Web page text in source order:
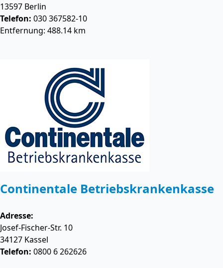
13597 Berlin
Telefon: 030 367582-10
Entfernung: 488.14 km
Continentale Betriebskrankenkasse
Adresse:
Josef-Fischer-Str. 10
34127 Kassel
Telefon: 0800 6 262626